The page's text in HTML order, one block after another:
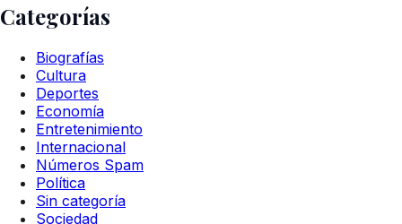
Categorías
Biografías
Cultura
Deportes
Economía
Entretenimiento
Internacional
Números Spam
Política
Sin categoría
Sociedad